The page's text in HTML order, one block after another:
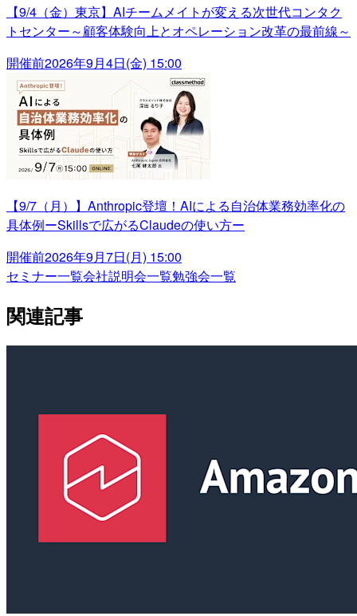
【9/4（金）東京】AIチームメイトが変える次世代コンタク
トセンター～顧客体験向上とオペレーション改革の最前線～
開催前2026年9月4日(金) 15:00
【9/7（月）】Anthropic登壇！AIによる自治体業務効率化の
具体例ーSkillsで広がるClaudeの使い方ー
開催前2026年9月7日(月) 15:00
セミナー一覧会社説明会一覧勉強会一覧
関連記事